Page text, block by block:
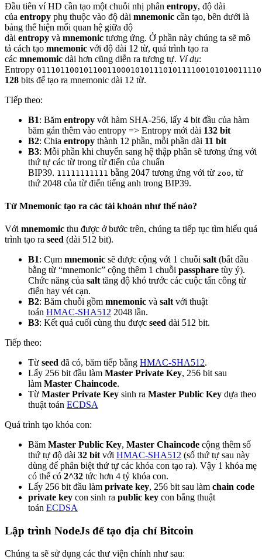
Đầu tiên ví HD cần tạo một chuỗi nhị phân entropy, độ dài
của entropy phụ thuộc vào độ dài mnemonic cần tạo, bên dưới là
bảng thể hiện mối quan hệ giữa độ
dài entropy và mnemonic tương ứng. Ở phần này chúng ta sẽ mô
tả cách tạo mnemonic với độ dài 12 từ, quá trình tạo ra
các mnemomic dài hơn cũng diễn ra tương tự. Ví dụ:
Entropy
128 bits để tạo ra mnemonic dài 12 từ.
TIếp theo:
B1: Băm entropy với hàm SHA-256, lấy 4 bit đầu của hàm
băm gán thêm vào entropy => Entropy mới dài 132 bit
B2: Chia entropy thành 12 phần, mỗi phần dài 11 bit
B3: Mỗi phần khi chuyển sang hệ thập phân sẽ tương ứng với
thứ tự các từ trong từ điển của chuẩn
BIP39. 11111111111 bằng 2047 tương ứng với từ zoo, từ
thứ 2048 của từ điển tiếng anh trong BIP39.
Từ Mnemonic tạo ra các tài khoản như thế nào?
Với mnemomic thu được ở bước trên, chúng ta tiếp tục tìm hiểu quá
trình tạo ra seed (dài 512 bit).
B1: Cụm mnemonic sẽ được cộng với 1 chuỗi salt (bắt đầu
bằng từ “mnemonic” cộng thêm 1 chuỗi passphare tùy ý).
Chức năng của salt tăng độ khó trước các cuộc tấn công từ
điển hay vét cạn.
B2: Băm chuỗi gồm mnemonic và salt với thuật
toán HMAC-SHA512 2048 lần.
B3: Kết quả cuối cùng thu được seed dài 512 bit.
Tiếp theo:
Từ seed đã có, băm tiếp bằng HMAC-SHA512.
Lấy 256 bit đầu làm Master Private Key, 256 bit sau
làm Master Chaincode.
Từ Master Private Key sinh ra Master Public Key dựa theo
thuật toán ECDSA
Quá trình tạo khóa con:
Băm Master Public Key, Master Chaincode cộng thêm số
thứ tự độ dài 32 bit với HMAC-SHA512 (số thứ tự sau này
dùng để phân biệt thứ tự các khóa con tạo ra). Vậy 1 khóa mẹ
có thể có 2^32 tức hơn 4 tỷ khóa con.
Lấy 256 bit đầu làm private key, 256 bit sau làm chain code
private key con sinh ra public key con bằng thuật
toán ECDSA
Lập trình NodeJs để tạo địa chỉ Bitcoin
Chúng ta sẽ sử dụng các thư viện chính như sau: